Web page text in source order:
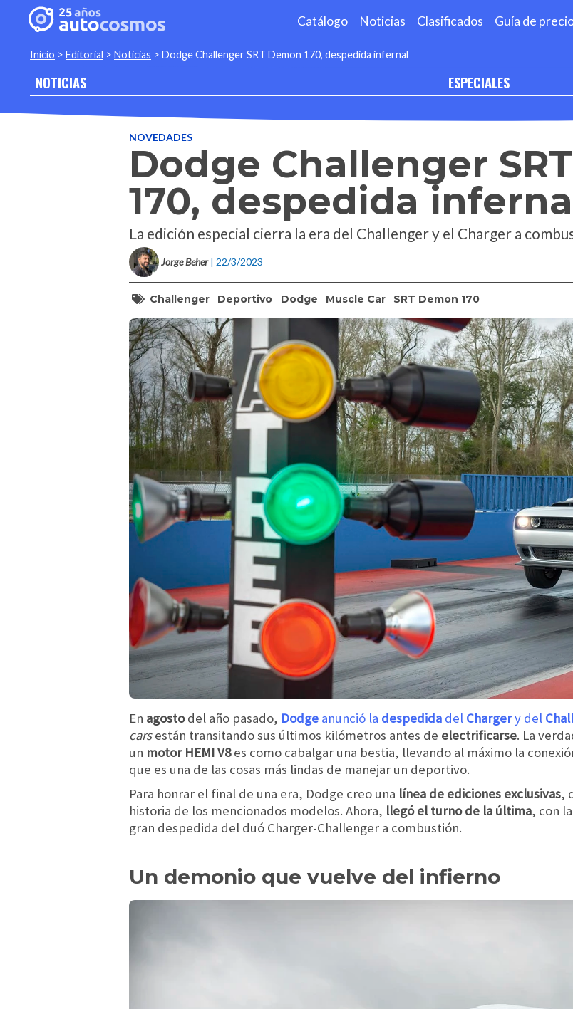
Catálogo Noticias Clasificados Guía de
Inicio > Editorial > Noticias > Dodge Challenger SRT Demon 170, despedida infernal
NOTICIAS ESPECIALES
NOVEDADES
Dodge Challenger
170, despedida
La edición especial cierra la era del Challenger y el Charger a
Jorge Beher | 22/3/2023
Challenger Deportivo Dodge Muscle Car SRT Demon 170
En agostodel año pasado, Dodge anunció la despedida del Chargery del
carsestán transitando sus últimos kilómetros antes de electrificarse. La
un motor HEMI V8es como cabalgar una bestia, llevando al máximo la
que es una de las cosas más lindas de manejar un deportivo.
Para honrar el final de una era, Dodge creo una línea de ediciones exclusivas,
historia de los mencionados modelos. Ahora, llegó el turno de la última, con
gran despedida del duó Charger-Challenger a combustión.
Un demonio que vuelve del infierno